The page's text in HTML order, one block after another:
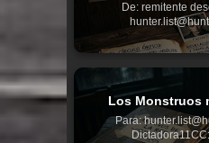
De: remitente
Los Monstruos
Para: